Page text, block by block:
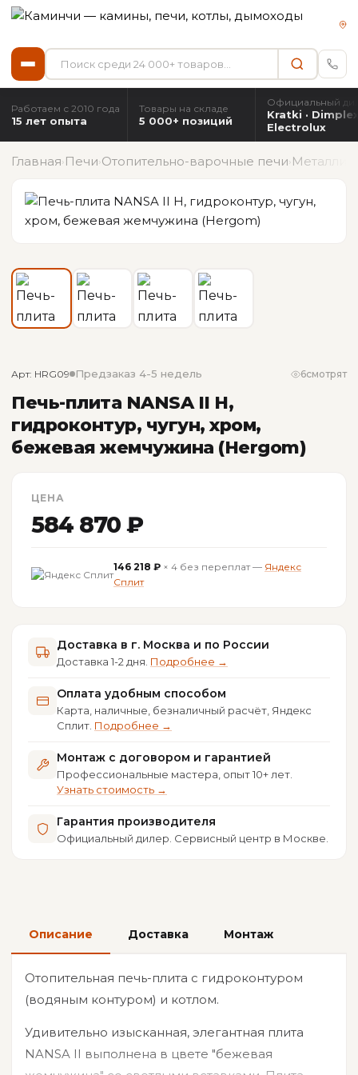
Работаем с 2010 года
15 лет опыта
Товары на складе
5 000+ позиций
Официальный
Kratki · Dimplex
Electrolux
Главная› Печи›Отопительно-варочные печи›
Арт: HRG09 Предзаказ 4-5 недель 6смотрят
Печь-плита NANSA II H,
гидроконтур, чугун, хром,
бежевая жемчужина (Hergom)
ЦЕНА
584 870 ₽
146 218 ₽ × 4 без переплат — Яндекс
Сплит
Доставка в г. Москва и по России
Доставка 1-2 дня. Подробнее →
Оплата удобным способом
Карта, наличные, безналичный расчёт, Яндекс
Сплит. Подробнее →
Монтаж с договором и гарантией
Профессиональные мастера, опыт 10+ лет.
Узнать стоимость →
Гарантия производителя
Официальный дилер. Сервисный центр в Москве.
Описание Доставка Монтаж
Отопительная печь-плита с гидроконтуром
(водяным контуром) и котлом.
Удивительно изысканная, элегантная плита
NANSA II выполнена в цвете "бежевая